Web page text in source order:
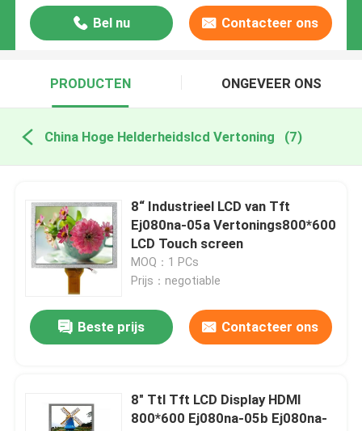
Bel nu Contacteer ons
PRODUCTEN ONGEVEER ONS
China Hoge Helderheidslcd Vertoning (7)
8“ Industrieel LCD van Tft
Ej080na-05a Vertonings800*600
LCD Touch screen
MOQ：1 PCs
Prijs：negotiable
Beste prijs Contacteer ons
8" Ttl Tft LCD Display HDMI
800*600 Ej080na-05b Ej080na-